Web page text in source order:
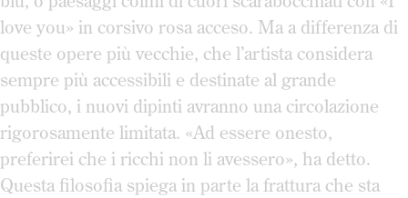
love you» in corsivo rosa acceso. Ma a differenza di
queste opere più vecchie, che l’artista considera
sempre più accessibili e destinate al grande
pubblico, i nuovi dipinti avranno una circolazione
rigorosamente limitata. «Ad essere onesto,
preferirei che i ricchi non li avessero», ha detto.
Questa filosofia spiega in parte la frattura che sta